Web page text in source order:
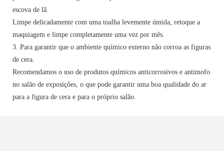
escova de lã.
Limpe delicadamente com uma toalha levemente úmida, retoque a
maquiagem e limpe completamente uma vez por mês.
3. Para garantir que o ambiente químico externo não corroa as figuras
de cera.
Recomendamos o uso de produtos químicos anticorrosivos e antimofo
no salão de exposições, o que pode garantir uma boa qualidade do ar
para a figura de cera e para o próprio salão.